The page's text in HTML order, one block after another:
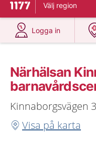
Till startsidan för 1177
Välj region
Logga in
på 1177.se
Närhälsan
Kinnaborgsvägen
Visa på karta